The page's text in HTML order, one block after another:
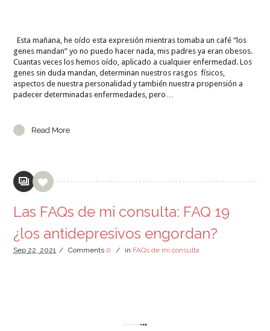
Esta mañana, he oído esta expresión mientras tomaba un café “los
genes mandan” yo no puedo hacer nada, mis padres ya eran obesos.
Cuantas veces los hemos oído, aplicado a cualquier enfermedad. Los
genes sin duda mandan, determinan nuestros rasgos físicos,
aspectos de nuestra personalidad y también nuestra propensión a
padecer determinadas enfermedades, pero…
Read More
Las FAQs de mi consulta: FAQ 19
¿los antidepresivos engordan?
Sep 22, 2021 / Comments 0 / in FAQs de mi consulta